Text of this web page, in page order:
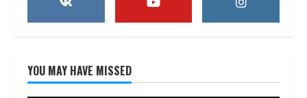
YOU MAY HAVE MISSED